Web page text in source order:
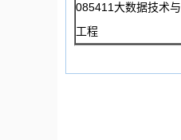
085411大数据技术与
工程